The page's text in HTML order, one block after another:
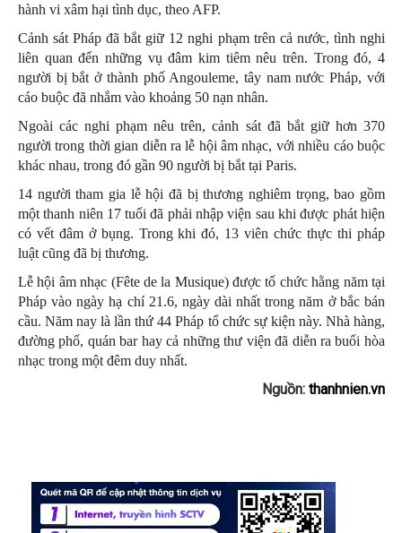
hành vi xâm hại tình dục, theo AFP.
Cảnh sát Pháp đã bắt giữ 12 nghi phạm trên cả nước, tình nghi
liên quan đến những vụ đâm kim tiêm nêu trên. Trong đó, 4
người bị bắt ở thành phố Angouleme, tây nam nước Pháp, với
cáo buộc đã nhắm vào khoảng 50 nạn nhân.
Ngoài các nghi phạm nêu trên, cảnh sát đã bắt giữ hơn 370
người trong thời gian diễn ra lễ hội âm nhạc, với nhiều cáo buộc
khác nhau, trong đó gần 90 người bị bắt tại Paris.
14 người tham gia lễ hội đã bị thương nghiêm trọng, bao gồm
một thanh niên 17 tuổi đã phải nhập viện sau khi được phát hiện
có vết đâm ở bụng. Trong khi đó, 13 viên chức thực thi pháp
luật cũng đã bị thương.
Lễ hội âm nhạc (Fête de la Musique) được tổ chức hằng năm tại
Pháp vào ngày hạ chí 21.6, ngày dài nhất trong năm ở bắc bán
cầu. Năm nay là lần thứ 44 Pháp tổ chức sự kiện này. Nhà hàng,
đường phố, quán bar hay cả những thư viện đã diễn ra buổi hòa
nhạc trong một đêm duy nhất.
Nguồn: thanhnien.vn